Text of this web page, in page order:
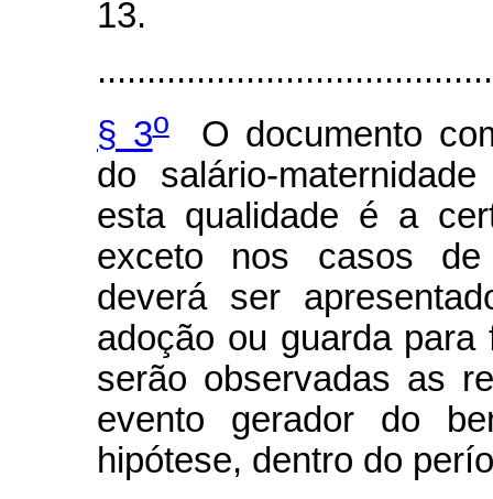
13.
§ 3oO documento
do salário-
esta qualidade é a
exceto nos casos de
deverá ser
adoção ou guarda
serão observadas as
evento gerador do
hipótese, dentro do